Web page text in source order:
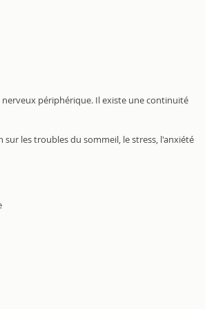
périphérique. Il existe une continuité
les troubles du sommeil, le stress, l'anxiété